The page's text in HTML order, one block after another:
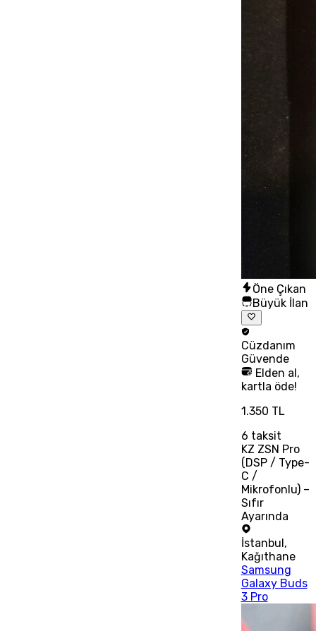
Öne Çıkan
Büyük İlan
Cüzdanım
Güvende
Elden al,
kartla öde!
1.350 TL
6 taksit
KZ ZSN Pro
(DSP / Type-
C /
Mikrofonlu) –
Sıfır
Ayarında
İstanbul,
Kağıthane
Samsung
Galaxy Buds
3 Pro